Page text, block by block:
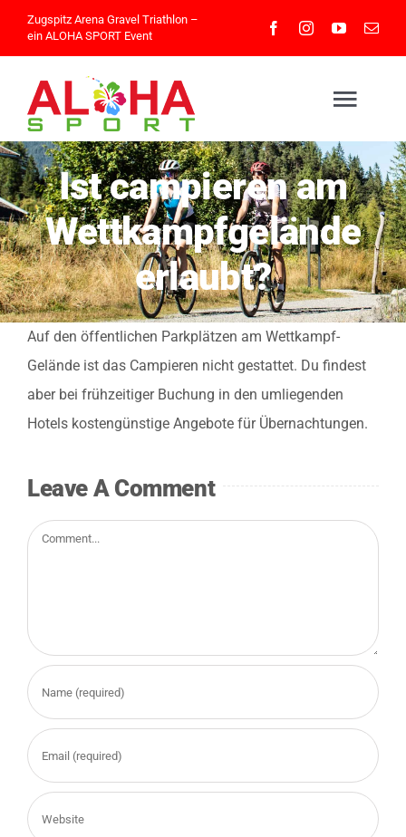
Zugspitz Arena Gravel Triathlon –
ein ALOHA SPORT Event
Home
Athleteninfos
Eventinfos
Impressionen
Ergebnisse
Jetzt anmelden
Ist campieren am
Wettkampfgelände
erlaubt?
Auf den öffentlichen Parkplätzen am Wettkampf-
Gelände ist das Campieren nicht gestattet. Du findest
aber bei frühzeitiger Buchung in den umliegenden
Hotels kostengünstige Angebote für Übernachtungen.
Leave A Comment
Comment